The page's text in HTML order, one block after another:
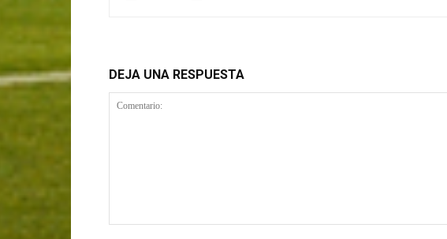
DEJA UNA RESPUESTA